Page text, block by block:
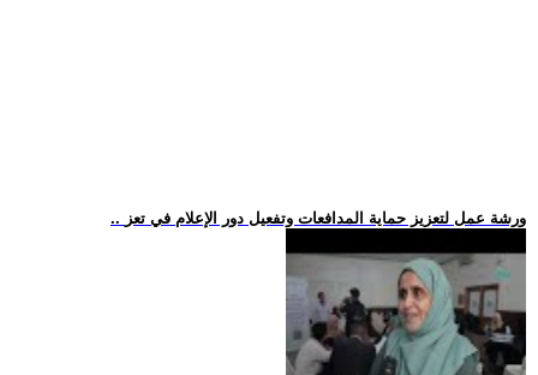
.. ورشة عمل لتعزيز حماية المدافعات وتفعيل دور الإعلام في تعز